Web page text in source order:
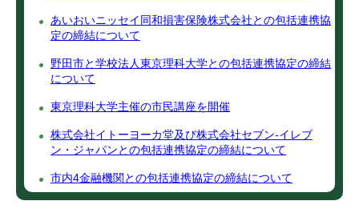
あいおいニッセイ同和損害保険株式会社との包括連携協
定の締結について
野田市と学校法人東京理科大学との包括連携協定の締結
について
東京理科大学主催の市民講座を開催
株式会社イトーヨーカ堂及び株式会社セブン-イレブ
ン・ジャパンとの包括連携協定の締結について
市内4金融機関との包括連携協定の締結について